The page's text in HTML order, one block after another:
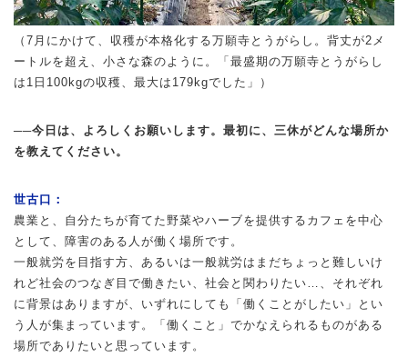
（7月にかけて、収穫が本格化する万願寺とうがらし。背丈が2メ
ートルを超え、小さな森のように。「最盛期の万願寺とうがらし
は1日100kgの収穫、最大は179kgでした」）
──今日は、よろしくお願いします。最初に、三休がどんな場所か
を教えてください。
世古口：
農業と、自分たちが育てた野菜やハーブを提供するカフェを中心
として、障害のある人が働く場所です。
一般就労を目指す方、あるいは一般就労はまだちょっと難しいけ
れど社会のつなぎ目で働きたい、社会と関わりたい…、それぞれ
に背景はありますが、いずれにしても「働くことがしたい」とい
う人が集まっています。「働くこと」でかなえられるものがある
場所でありたいと思っています。